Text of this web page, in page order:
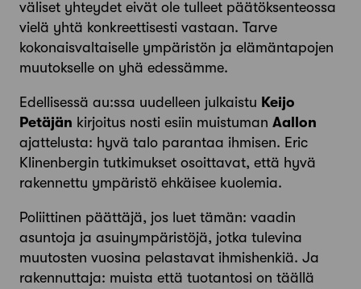
väliset yhteydet eivät ole tulleet päätöksenteossa
vielä yhtä konkreettisesti vastaan. Tarve
kokonaisvaltaiselle ympäristön ja elämäntapojen
muutokselle on yhä edessämme.
Edellisessä au:ssa uudelleen julkaistu Keijo
Petäjän kirjoitus nosti esiin muistuman Aallon
ajattelusta: hyvä talo parantaa ihmisen. Eric
Klinenbergin tutkimukset osoittavat, että hyvä
rakennettu ympäristö ehkäisee kuolemia.
Poliittinen päättäjä, jos luet tämän: vaadin
asuntoja ja asuinympäristöjä, jotka tulevina
muutosten vuosina pelastavat ihmishenkiä. Ja
rakennuttaja: muista että tuotantosi on täällä